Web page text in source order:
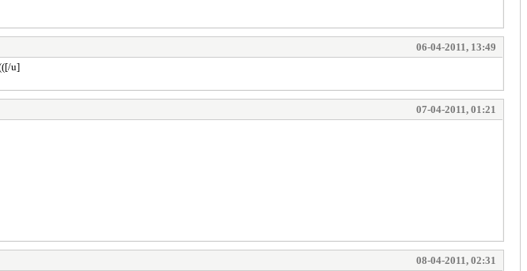
06-04-2011, 13:49
u]
07-04-2011, 01:21
08-04-2011, 02:31